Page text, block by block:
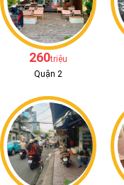
260triệu
Quận 2